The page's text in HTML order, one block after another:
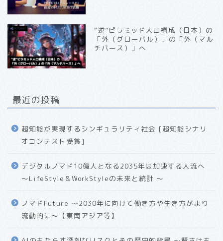
“逆”ピラミッド人口構成（日本）の
「外（グローバル）」の「外（マル
チバース）」へ
最近の投稿
超知能が実現するシンギュラリティ社会 [超知能シナリ
オコンテスト受賞]
デジタルノマド10億人となる2035年は加速する人流へ
〜LifeStyle＆WorkStyleの未来と統計 〜
ノマドFuture 〜2030年に向けて働き方や生き方がより
流動的に〜【東南アジア等】